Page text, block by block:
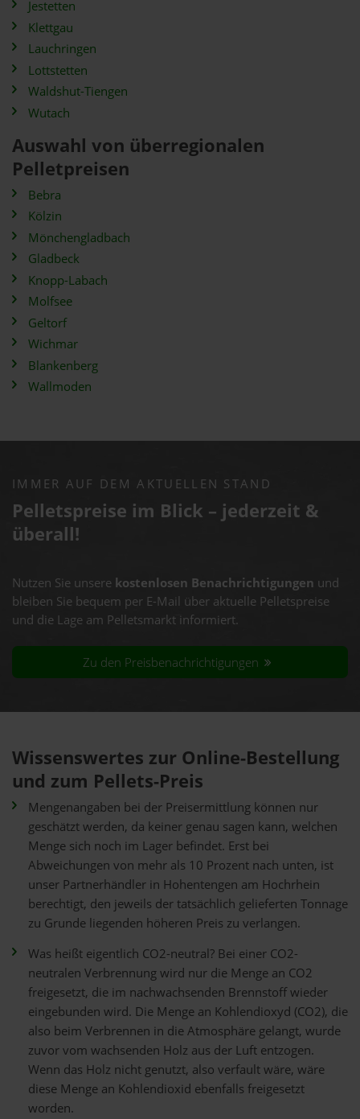
Jestetten
Klettgau
Lauchringen
Lottstetten
Waldshut-Tiengen
Wutach
Auswahl von überregionalen
Pelletpreisen
Bebra
Kölzin
Mönchengladbach
Gladbeck
Knopp-Labach
Molfsee
Geltorf
Wichmar
Blankenberg
Wallmoden
IMMER AUF DEM AKTUELLEN STAND
Pelletspreise im Blick – jederzeit &
überall!
Nutzen Sie unsere kostenlosen Benachrichtigungen und
bleiben Sie bequem per E-Mail über aktuelle Pelletspreise
und die Lage am Pelletsmarkt informiert.
Zu den Preisbenachrichtigungen
Wissenswertes zur Online-Bestellung
und zum Pellets-Preis
Mengenangaben bei der Preisermittlung können nur
geschätzt werden, da keiner genau sagen kann, welchen
Menge sich noch im Lager befindet. Erst bei
Abweichungen von mehr als 10 Prozent nach unten, ist
unser Partnerhändler in Hohentengen am Hochrhein
berechtigt, den jeweils der tatsächlich gelieferten Tonnage
zu Grunde liegenden höheren Preis zu verlangen.
Was heißt eigentlich CO2-neutral? Bei einer CO2-
neutralen Verbrennung wird nur die Menge an CO2
freigesetzt, die im nachwachsenden Brennstoff wieder
eingebunden wird. Die Menge an Kohlendioxyd (CO2), die
also beim Verbrennen in die Atmosphäre gelangt, wurde
zuvor vom wachsenden Holz aus der Luft entzogen.
Wenn das Holz nicht genutzt, also verfault wäre, wäre
diese Menge an Kohlendioxid ebenfalls freigesetzt
worden.